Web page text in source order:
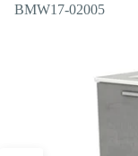
BMW17-02005